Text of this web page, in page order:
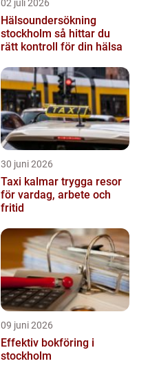
02 juli 2026
Hälsoundersökning
stockholm så hittar du
rätt kontroll för din hälsa
30 juni 2026
Taxi kalmar trygga resor
för vardag, arbete och
fritid
09 juni 2026
Effektiv bokföring i
stockholm